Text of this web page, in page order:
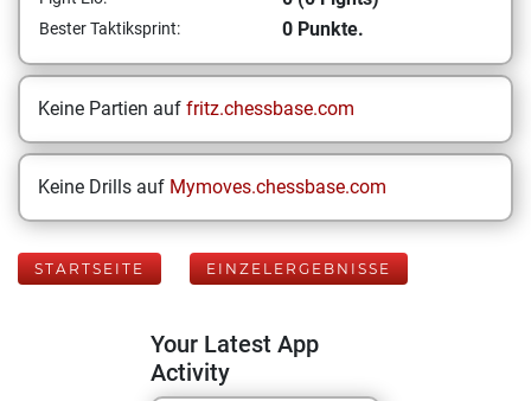
Bester Taktiksprint: 0 Punkte.
Keine Partien auf fritz.chessbase.com
Keine Drills auf Mymoves.chessbase.com
STARTSEITE EINZELERGEBNISSE
Your Latest App
Activity